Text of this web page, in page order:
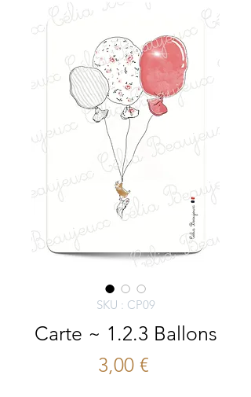
SKU : CP09
Carte ~ 1.2.3 Ballons
3,00 €